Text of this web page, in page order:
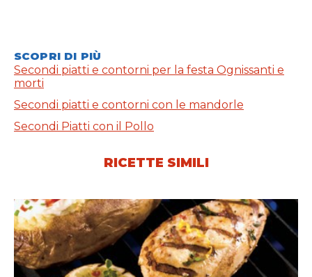
SCOPRI DI PIÙ
Secondi piatti e contorni per la festa Ognissanti e
morti
Secondi piatti e contorni con le mandorle
Secondi Piatti con il Pollo
RICETTE SIMILI